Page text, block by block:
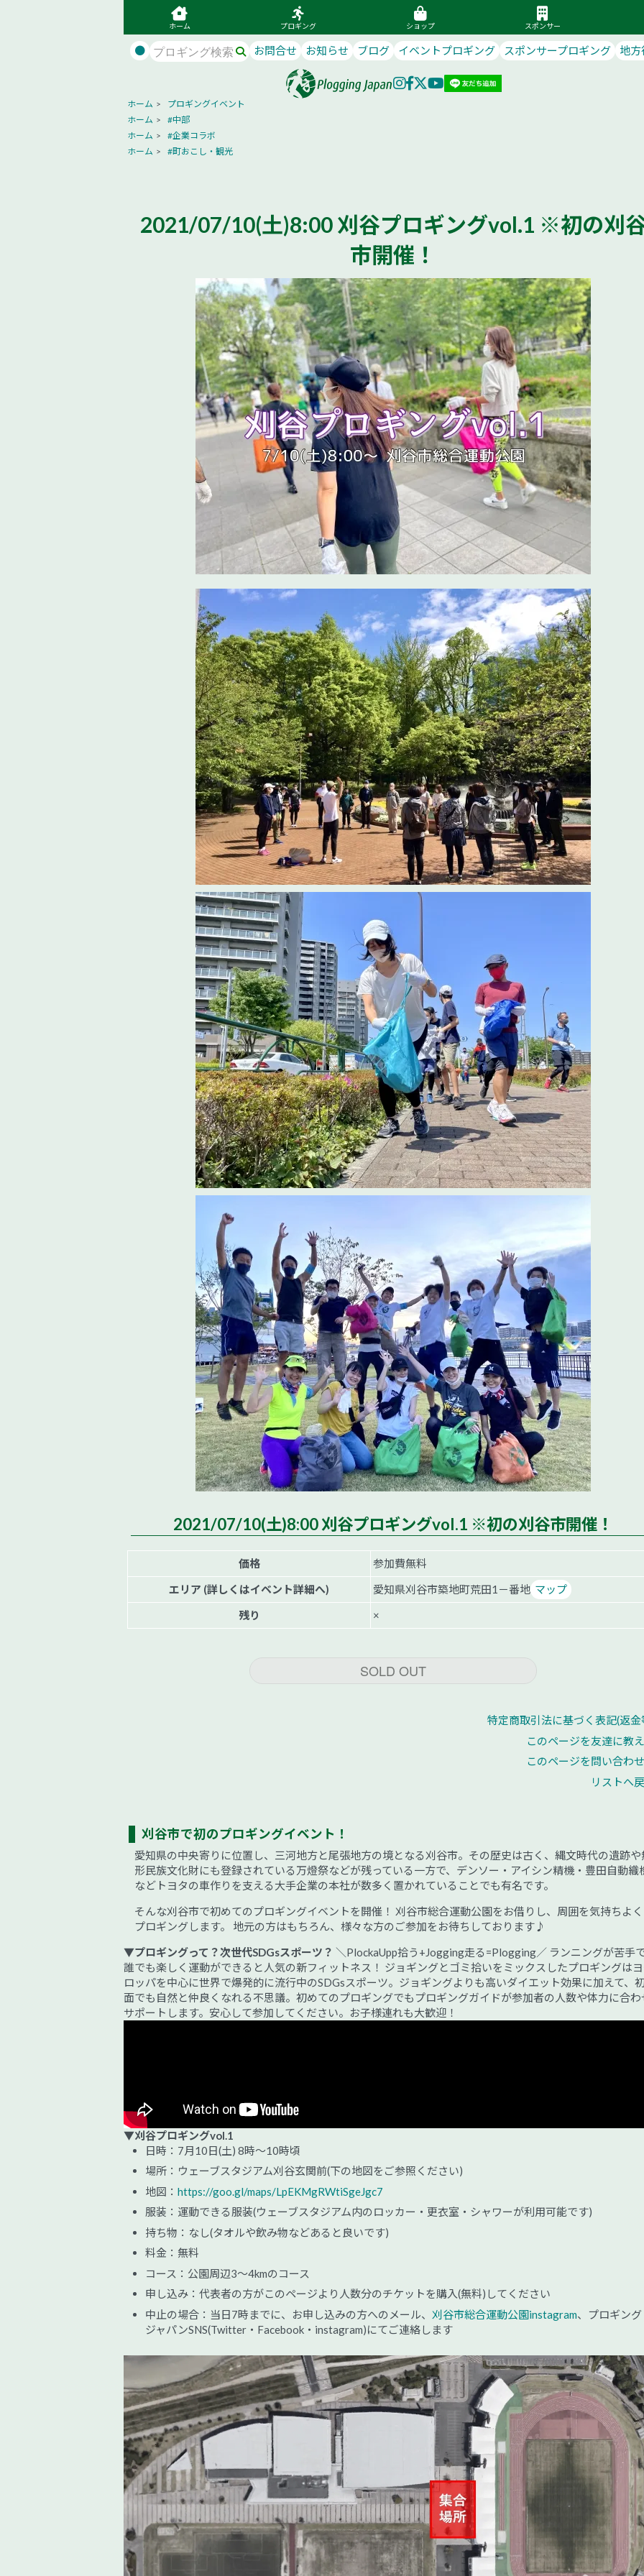
ホーム プロギング ショップ スポンサー
● お問合せ お知らせ ブログ イベントプロギング スポンサープロギング 地
ホーム >
プロギングイベント
ホーム >
#中部
ホーム >
#企業コラボ
ホーム > #町おこし・観光
2021/07/10(土)8:00 刈谷プロギングvol.1 ※初の刈
市開催！
2021/07/10(土)8:00 刈谷プロギングvol.1 ※初の刈谷市開催！
価格
参加費無料
エリア (詳しくはイベント詳細へ)
愛知県刈谷市築地町荒田1－番地 マップ
残り
×
SOLD OUT
特定商取引法に基づく表記(返金
このページを友達に教
このページを問い合わ
リストへ
刈谷市で初のプロギングイベント！
愛知県の中央寄りに位置し、三河地方と尾張地方の境となる刈谷市。その歴史は古く、縄文時代の遺跡や
形民族文化財にも登録されている万燈祭などが残っている一方で、デンソー・アイシン精機・豊田自動織
などトヨタの車作りを支える大手企業の本社が数多く置かれていることでも有名です。
そんな刈谷市で初めてのプロギングイベントを開催！ 刈谷市総合運動公園をお借りし、周囲を気持ちよく
プロギングします。 地元の方はもちろん、様々な方のご参加をお待ちしております♪
▼プロギングって？次世代SDGsスポーツ？ ＼PlockaUpp拾う+Jogging走る=Plogging／ ランニングが苦手
誰でも楽しく運動ができると人気の新フィットネス！ ジョギングとゴミ拾いをミックスしたプロギングは
ロッパを中心に世界で爆発的に流行中のSDGsスポーツ。ジョギングよりも高いダイエット効果に加えて、
面でも自然と仲良くなれる不思議。初めてのプロギングでもプロギングガイドが参加者の人数や体力に合わ
サポートします。安心して参加してください。お子様連れも大歓迎！
▼刈谷プロギングvol.1
日時：7月10日(土) 8時～10時頃
場所：ウェーブスタジアム刈谷玄関前(下の地図をご参照ください)
地図： https://goo.gl/maps/LpEKMgRWtiSgeJgc7
服装：運動できる服装(ウェーブスタジアム内のロッカー・更衣室・シャワーが利用可能です)
持ち物：なし(タオルや飲み物などあると良いです)
料金：無料
コース：公園周辺3～4kmのコース
申し込み：代表者の方がこのページより人数分のチケットを購入(無料)してください
中止の場合：当日7時までに、お申し込みの方へのメール、 刈谷市総合運動公園instagram、プロギング
ジャパンSNS(Twitter・Facebook・instagram)にてご連絡します